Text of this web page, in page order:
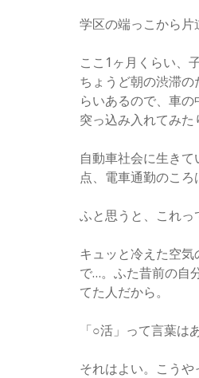
学区の端っこから片
ここ1ヶ月くらい、
ちょうど朝の渋滞
らいあるので、車
突っ込み入れてみた
自動車社会に生き
点、電車通勤のこ
ふと思うと、これっ
キュッと冷えた空気
で…。ふた昔前の自
てた人だから。
「○活」って言葉は
それはよい。こうや